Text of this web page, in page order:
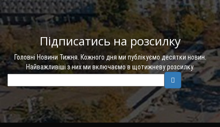
Підписатись на розсилку
Головні Новини Тижня. Кожного дня ми публікуємо десятки новин.
Найважливіші з них ми включаємо в щотижневу розсилку.